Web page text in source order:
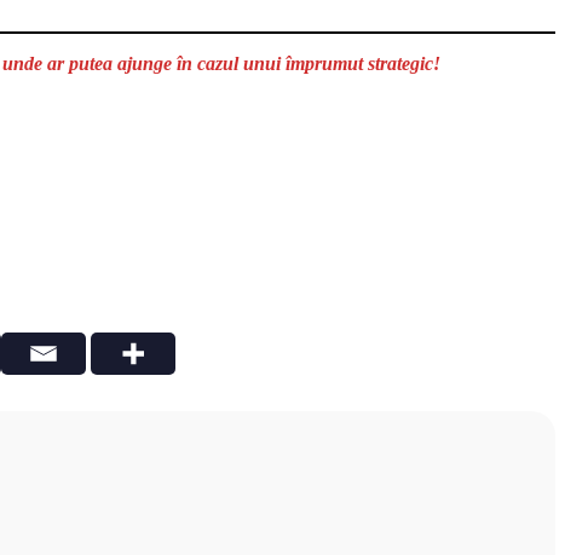
ar putea ajunge în cazul unui împrumut strategic!